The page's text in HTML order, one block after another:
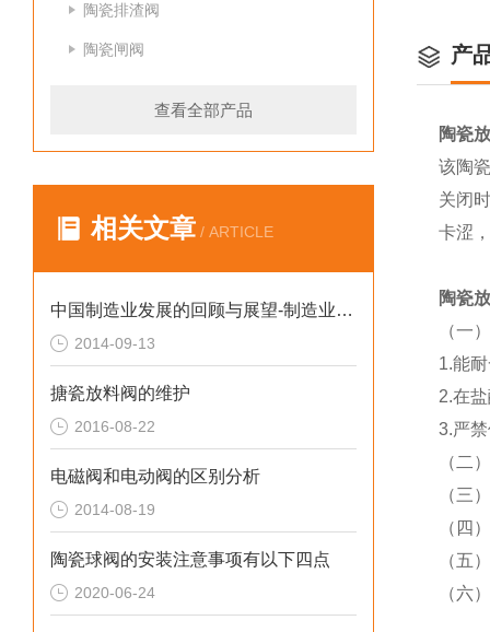
陶瓷排渣阀
陶瓷闸阀
查看全部产品
相关文章 / ARTICLE
中国制造业发展的回顾与展望-制造业的转型升级势在必行
2014-09-13
搪瓷放料阀的维护
2016-08-22
电磁阀和电动阀的区别分析
2014-08-19
陶瓷球阀的安装注意事项有以下四点
2020-06-24
产
陶瓷
该陶
关闭
卡涩
陶瓷
（一
1.能
2.在
3.严
（二
（三
（四
（五
（六